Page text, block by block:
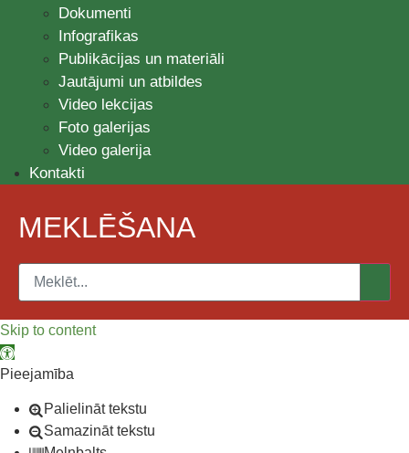
Dokumenti
Infografikas
Publikācijas un materiāli
Jautājumi un atbildes
Video lekcijas
Foto galerijas
Video galerija
Kontakti
MEKLĒŠANA
Skip to content
Open toolbar
Pieejamība
Palielināt tekstu
Samazināt tekstu